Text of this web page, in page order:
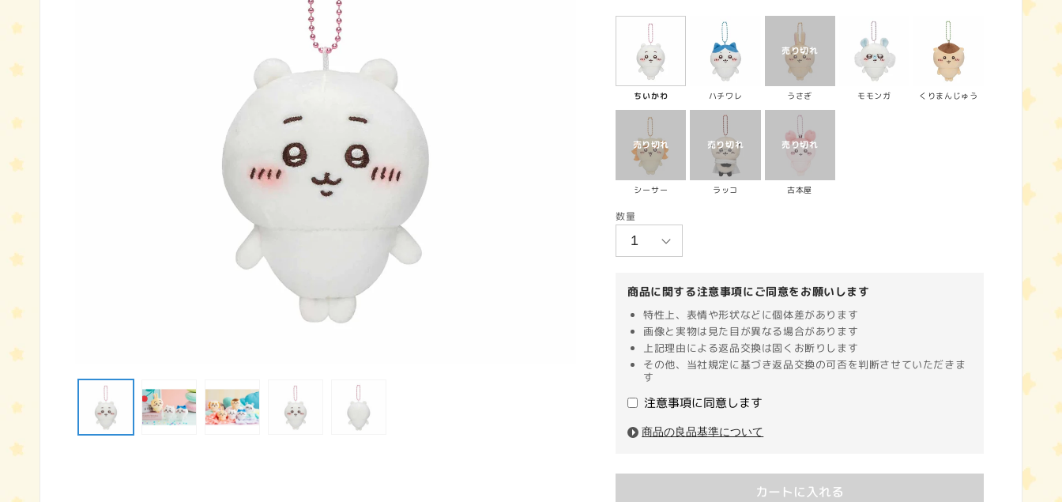
ー
常
ちいかわ ハチワレ うさぎ モモンガ くりまんじゅう
シーサー ラッコ 古本屋
数量
商品に関する注意事項にご同意をお願いします
特性上、表情や形状などに個体差があります
画像と実物は見た目が異なる場合があります
上記理由による返品交換は固くお断りします
その他、当社規定に基づき返品交換の可否を判断させていただきま
す
注意事項に同意します
商品の良品基準について
カートに入れる